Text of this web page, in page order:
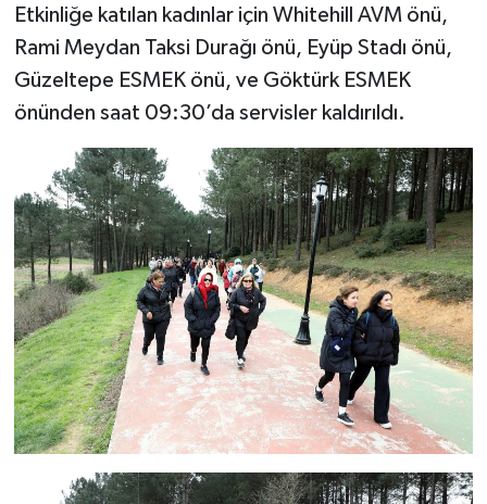
Etkinliğe katılan kadınlar için Whitehill AVM önü,
Rami Meydan Taksi Durağı önü, Eyüp Stadı önü,
Güzeltepe ESMEK önü, ve Göktürk ESMEK
önünden saat 09:30’da servisler kaldırıldı.